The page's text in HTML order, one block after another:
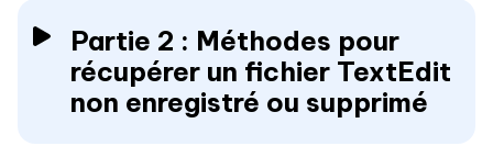
Partie 2 : Méthodes pour
récupérer un fichier TextEdit
non enregistré ou supprimé